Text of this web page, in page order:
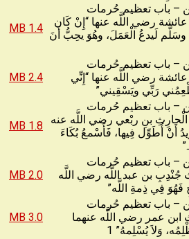
– باب تعظيم حُرمات
حديث عائشة رضي اللَّه عنها “إِنْ كَان
وسَلَّم لَيدعُ الْعَمَلَ، وهُوَ يحِبُّ أَنَ
1.4 MB
– باب تعظيم حُرمات
حديث عائشة رضي اللَّه عنها “إِنِّي
رَبِّي ويَسْقِيني”
2.4 MB
– باب تعظيم حُرمات
حديث الْحارِثِ بنِ ربْعي رضي اللَّه عنه
أَنْ أُطَوِّل فِيها، فَأَسْمعُ بُكَاءَ
1.8 MB
– باب تعظيم حُرمات
حديث جُنْدِبِ بن عبد اللَّه رضي اللَّه
فِي ذِمةِ اللَّه”
2.0 MB
– باب تعظيم حُرمات
حديث ابن عمر رضي اللَّه عنهما
وَلاَ يُسْلِمهُ” 1
3.0 MB